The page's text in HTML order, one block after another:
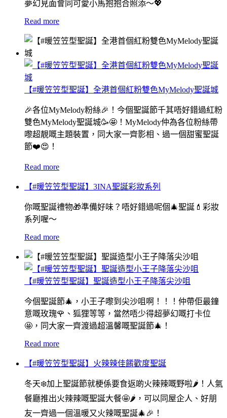
夢幻見面會同可愛小馬抱抱合照添～💖
Read more
【#暖笠笠型聖誕】全港首個紅粉雙色MyMelody聖誕城
🎉各位MyMelody粉絲🎉！今個聖誕節千其唔好錯過紅粉
雙色MyMelody聖誕城🥳🤩！MyMelody仲為各位粉絲帶
嚟超靚嘅主題裝置，同大家一齊影相、過一個甜蜜聖誕
節❤️😍！
Read more
【#暖笠笠型聖誕】3INA聖誕彩妝系列
你嘅聖誕禮物🎁準備好味？唔好錯過呢個🎄聖誕💄彩妝
系列喔～
Read more
【#暖笠笠型聖誕】聖誕造型小王子降落尖沙咀
今個聖誕節🎄，小王子嚟到尖沙咀啊！！！仲帶佢最鐘
意嘅玫瑰🌹、狐狸等等，當然唔少得超夢幻嘅打卡位
🤩，同大家一齊渡過超溫馨嘅聖誕節🎄！
Read more
【#暖笠笠型聖誕】火辣辣佳餚歡度聖誕
冬天❄️加上聖誕節就梗係要食返啲火辣辣嘅野啦🌶！人氣
餐廳推出火辣辣嘅聖誕大餐🤩🌶，可以同屋企人、好朋
友一齊過一個溫暖又火辣嘅聖誕🎄🎉！